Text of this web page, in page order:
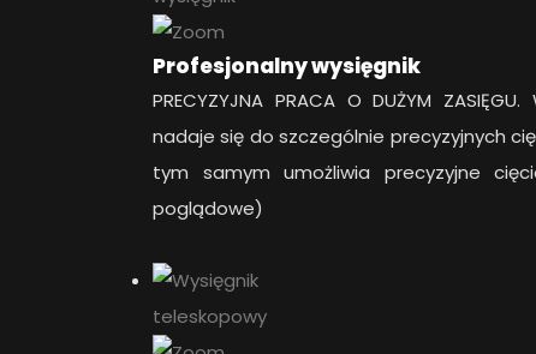
Profesjonalny wysięgnik
PRECYZYJNA PRACA O DUŻYM
nadaje się do szczególnie precyzyjnych
tym samym umożliwia precyzyjne
poglądowe)